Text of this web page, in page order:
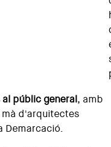
públic general, amb
d'arquitectes
Demarcació.